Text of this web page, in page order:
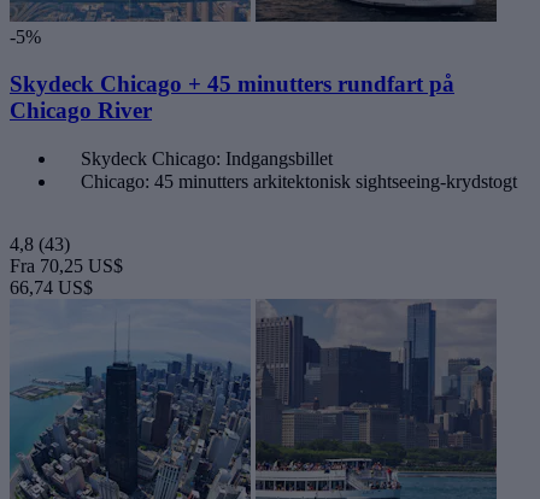
-5%
Skydeck Chicago + 45 minutters rundfart på
Chicago River
Skydeck Chicago: Indgangsbillet
Chicago: 45 minutters arkitektonisk sightseeing-krydstogt
4,8 (43)
Fra 70,25 US$
66,74 US$